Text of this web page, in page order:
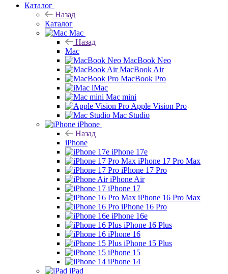
Каталог
Назад
Каталог
Mac
Назад
Mac
MacBook Neo
MacBook Air
MacBook Pro
iMac
Mac mini
Apple Vision Pro
Mac Studio
iPhone
Назад
iPhone
iPhone 17e
iPhone 17 Pro Max
iPhone 17 Pro
iPhone Air
iPhone 17
iPhone 16 Pro Max
iPhone 16 Pro
iPhone 16e
iPhone 16 Plus
iPhone 16
iPhone 15 Plus
iPhone 15
iPhone 14
iPad